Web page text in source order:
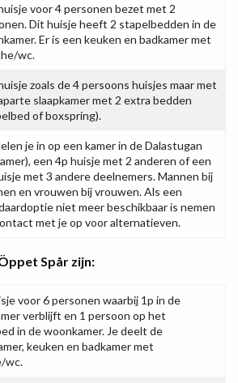
voor 4 personen bezet met 2
Dit huisje heeft 2 stapelbedden in de
Er is een keuken en badkamer met
wc.
zoals de 4 persoons huisjes maar met
slaapkamer met 2 extra bedden
of boxspring).
je in op een kamer in de Dalastugan
een 4p huisje met 2 anderen of een
met 3 andere deelnemers. Mannen bij
en vrouwen bij vrouwen. Als een
niet meer beschikbaar is nemen
met je op voor alternatieven.
Spår zijn:
voor 6 personen waarbij 1p in de
verblijft en 1 persoon op het
in de woonkamer. Je deelt de
keuken en badkamer met
wc.